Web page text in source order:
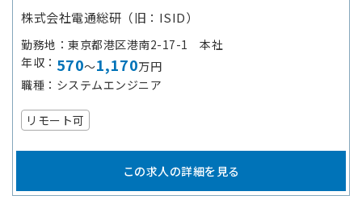
株式会社電通総研（旧：ISID）
勤務地
東京都港区港南2-17-1 本社
年収
570～1,170万円
職種
システムエンジニア
リモート可
この求人の詳細を見る